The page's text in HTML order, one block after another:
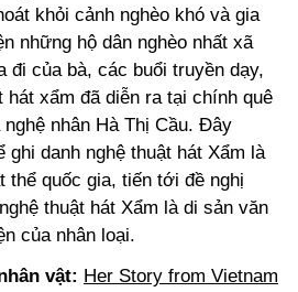
khỏi cảnh nghèo khó và gia
những hộ dân nghèo nhất xã
đi của bà, các buổi truyền dạy,
hát xẩm đã diễn ra tại chính quê
nhân Hà Thị Cầu. Đây
danh nghệ thuật hát Xẩm là
thể quốc gia, tiến tới đề nghị
thuật hát Xẩm là di sản văn
của nhân loại.
vật: Her Story from Vietnam